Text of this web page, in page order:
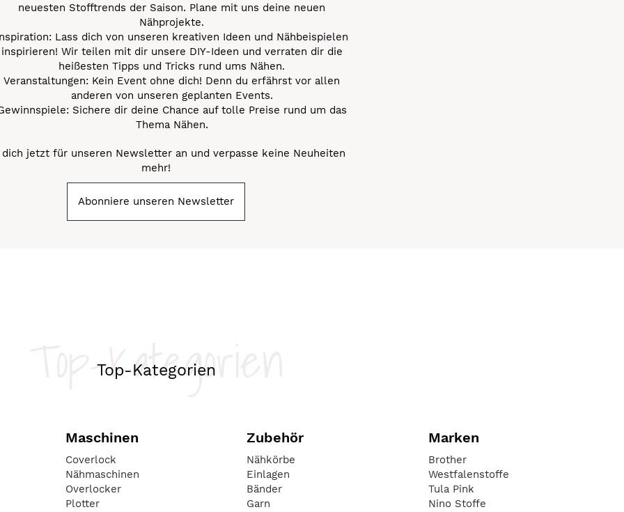
neuesten Stofftrends der Saison. Plane mit uns deine neuen
Nähprojekte.
Lass dich von unseren kreativen Ideen und Nähbeispielen
inspirieren! Wir teilen mit dir unsere DIY-Ideen und verraten dir die
heißesten Tipps und Tricks rund ums Nähen.
Veranstaltungen: Kein Event ohne dich! Denn du erfährst vor allen
anderen von unseren geplanten Events.
Sichere dir deine Chance auf tolle Preise rund um das
Thema Nähen.
dich jetzt für unseren Newsletter an und verpasse keine Neuheiten
mehr!
Abonniere unseren Newsletter
Top-Kategorien
Top-Kategorien
Maschinen
Coverlock
Nähmaschinen
Overlocker
Plotter
Zubehör
Nähkörbe
Einlagen
Bänder
Garn
Marken
Brother
Westfalenstoffe
Tula Pink
Nino Stoffe